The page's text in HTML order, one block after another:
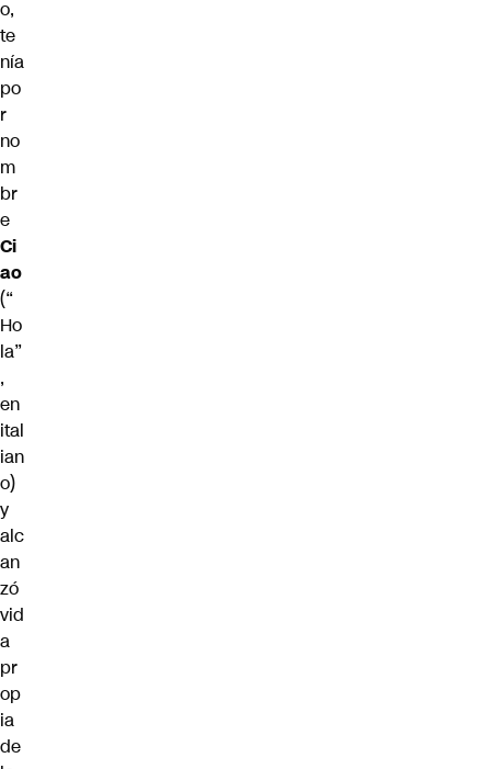
o,
te
nía
po
r
no
m
br
e
Ci
ao
(“
Ho
la”
,
en
ital
ian
o)
y
alc
an
zó
vid
a
pr
op
ia
de